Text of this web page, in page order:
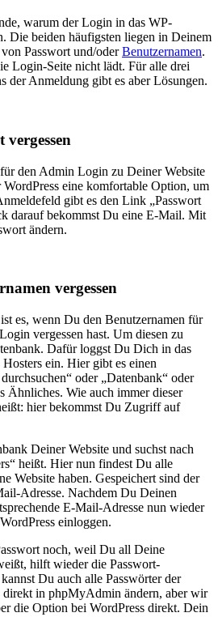
warum der Login in das WP-
Die beiden häufigsten liegen in Deinem
Passwort und/oderBenutzernamen.
Login-Seite nicht lädt. Für alle drei
der Anmeldung gibt es aber Lösungen.
vergessen
den Admin Login zu Deiner Website
WordPress eine komfortable Option, um
gibt es den Link „Passwort
darauf bekommst Du eine E-Mail. Mit
ändern.
vergessen
es, wenn Du den Benutzernamen für
vergessen hast. Um diesen zu
Dafür loggst Du Dich in das
ein. Hier gibt es einen
oder „Datenbank“ oder
Ähnliches. Wie auch immer dieser
hier bekommst Du Zugriff auf
Deiner Website und suchst nach
heißt. Hier nun findest Du alle
Website haben. Gespeichert sind der
Adresse. Nachdem Du Deinen
E-Mail-Adresse nun wieder
einloggen.
noch, weil Du all Deine
hilft wieder die Passwort-
Du auch alle Passwörter der
direkt in phpMyAdmin ändern, aber wir
die Option bei WordPress direkt. Dein